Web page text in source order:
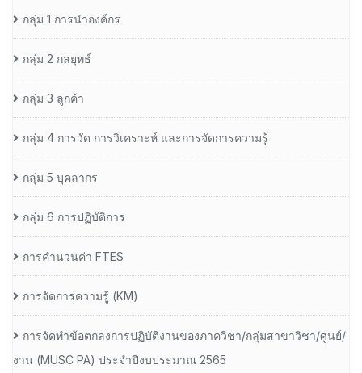
กลุ่ม 1 การนำองค์กร
กลุ่ม 2 กลยุทธ์
กลุ่ม 3 ลูกค้า
กลุ่ม 4 การวัด การวิเคราะห์ และการจัดการความรู้
กลุ่ม 5 บุคลากร
กลุ่ม 6 การปฏิบัติการ
การคำนวนค่า FTES
การจัดการความรู้ (KM)
การจัดทำข้อตกลงการปฏิบัติงานของภาควิชา/กลุ่มสาขาวิชา/ศูนย์/
งาน (MUSC PA) ประจำปีงบประมาณ 2565